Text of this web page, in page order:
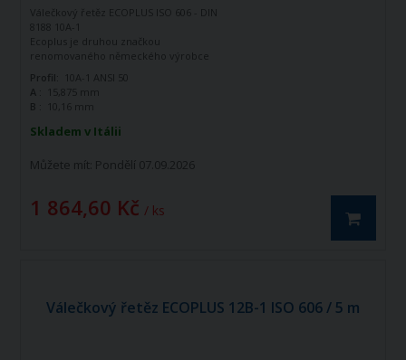
Skladem v Itálii
Můžete mít: Pondělí 07.09.2026
1 864,60 Kč / ks
Válečkový řetěz ECOPLUS ISO 606 - DIN
8188 10A-1
Ecoplus je druhou značkou
renomovaného německého výrobce
Tato značka vznikla jako ekonomická
řada k doplnění standardní řady tohoto
výrobce. Jedná se o kvalitní řetězy
vyráběné dle norem ISO 606 - DIN 8188.
DIN 8188 je jednořadý hnací řetěz.
Profil:
10A-1 ANSI 50
A :
15,875 mm
B :
10,16 mm
Válečkový řetěz ECOPLUS 12B-1 ISO 606 / 5 m